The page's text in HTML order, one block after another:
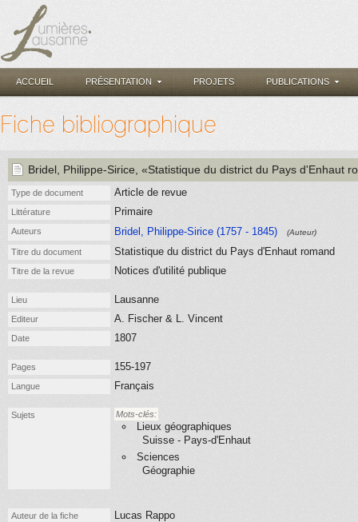
ACCUEIL PRÉSENTATION PROJETS PUBLICATIONS
Fiche bibliographique
Bridel, Philippe-Sirice , «Statistique du district du Pays d'Enhaut
Type de document Article de revue
Littérature Primaire
Auteurs Bridel, Philippe-Sirice (1757 - 1845) (Auteur)
Titre du document Statistique du district du Pays d'Enhaut romand
Titre de la revue Notices d'utilité publique
Lieu Lausanne
Editeur A. Fischer & L. Vincent
Date 1807
Pages 155-197
Langue Français
Sujets Mots-clés:
Lieux géographiques
Suisse - Pays-d'Enhaut
Sciences
Géographie
Auteur de la fiche Lucas Rappo